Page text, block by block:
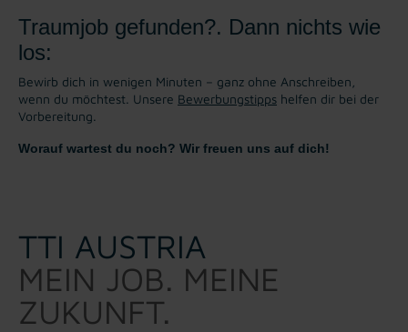
Traumjob gefunden?. Dann nichts wie
los:
Bewirb dich in wenigen Minuten – ganz ohne Anschreiben,
wenn du möchtest. Unsere Bewerbungstipps helfen dir bei der
Vorbereitung.
Worauf wartest du noch? Wir freuen uns auf dich!
TTI AUSTRIA
MEIN JOB. MEINE
ZUKUNFT.